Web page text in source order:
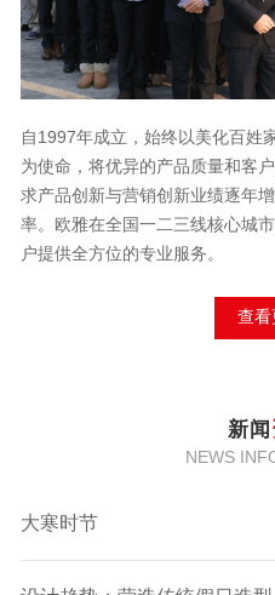
自1997年成立，始终以美化百姓
为使命，将优异的产品质量和客
求产品创新与营销创新业绩逐年
率。欧雅在全国一二三线核心城
户提供全方位的专业服务。
查看
新闻
NEWS
大寒时节